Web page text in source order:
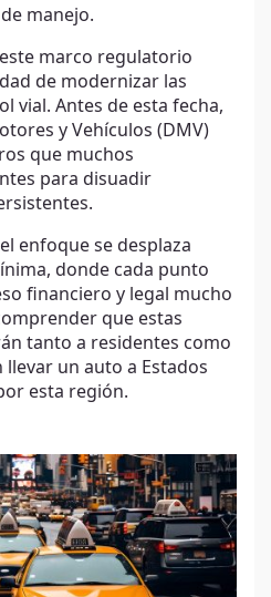
manejo.
marco regulatorio
de modernizar las
vial. Antes de esta fecha,
y Vehículos (DMV)
que muchos
para disuadir
enfoque se desplaza
donde cada punto
financiero y legal mucho
que estas
tanto a residentes como
un auto a Estados
esta región.